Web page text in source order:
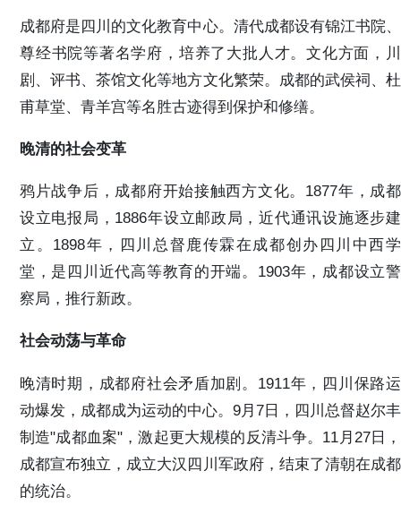
成都府是四川的文化教育中心。清代成都设有锦江书院、
尊经书院等著名学府，培养了大批人才。文化方面，川
剧、评书、茶馆文化等地方文化繁荣。成都的武侯祠、杜
甫草堂、青羊宫等名胜古迹得到保护和修缮。
晚清的社会变革
鸦片战争后，成都府开始接触西方文化。1877年，成都
设立电报局，1886年设立邮政局，近代通讯设施逐步建
立。1898年，四川总督鹿传霖在成都创办四川中西学
堂，是四川近代高等教育的开端。1903年，成都设立警
察局，推行新政。
社会动荡与革命
晚清时期，成都府社会矛盾加剧。1911年，四川保路运
动爆发，成都成为运动的中心。9月7日，四川总督赵尔丰
制造"成都血案"，激起更大规模的反清斗争。11月27日，
成都宣布独立，成立大汉四川军政府，结束了清朝在成都
的统治。